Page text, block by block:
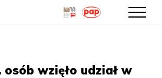
treści
osób wzięło udział w